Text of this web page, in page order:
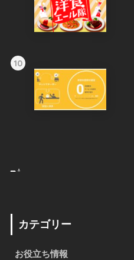
10
.
カテゴリー
お役立ち情報